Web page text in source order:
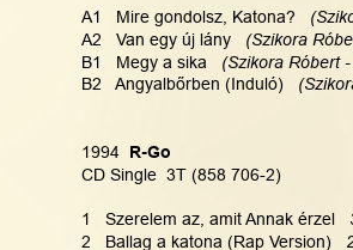
A1   Mire gondolsz, Katona?
A2   Van egy új lány
(Szikora
B1   Megy a sika
(Szikora Róbert
B2   Angyalbőrben (Induló)
1994
  R-Go
CD Single  3T (858 706-2)
1   Szerelem az, amit Annak érzel
2   Ballag a katona (Rap Version)